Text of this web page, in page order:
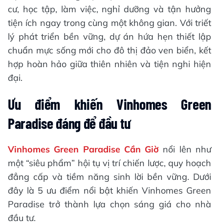
cư, học tập, làm việc, nghỉ dưỡng và tận hưởng
tiện ích ngay trong cùng một không gian. Với triết
lý phát triển bền vững, dự án hứa hẹn thiết lập
chuẩn mực sống mới cho đô thị đảo ven biển, kết
hợp hoàn hảo giữa thiên nhiên và tiện nghi hiện
đại.
Ưu điểm khiến Vinhomes Green
Paradise đáng để đầu tư
Vinhomes Green Paradise Cần Giờ nổi lên như
một “siêu phẩm” hội tụ vị trí chiến lược, quy hoạch
đẳng cấp và tiềm năng sinh lời bền vững. Dưới
đây là 5 ưu điểm nổi bật khiến Vinhomes Green
Paradise trở thành lựa chọn sáng giá cho nhà
đầu tư.